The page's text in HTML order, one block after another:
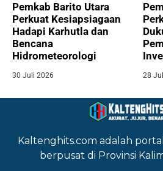
Pemkab Barito Utara
Perkuat Kesiapsiagaan
Hadapi Karhutla dan
Bencana
Hidrometeorologi
30 Juli 2026 28
Kaltenghits.com adalah
berpusat di Provinsi